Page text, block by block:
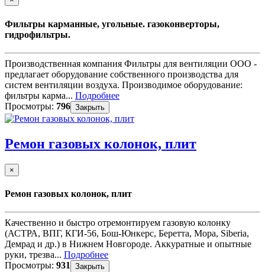
Фильтры карманные, угольные. газоконверторы,
гидрофильтры.
Производственная компания Фильтры для вентиляции ООО -
предлагает оборудование собственного производства для
систем вентиляции воздуха. Производимое оборудование:
фильтры карма... Подробнее
Просмотры: 796 Закрыть
Ремон газовых колонок, плит
×
Ремон газовых колонок, плит
Качественно и быстро отремонтируем газовую колонку
(АСТРА, ВПГ, КГИ-56, Бош-Юнкерс, Беретта, Мора, Siberia,
Демрад и др.) в Нижнем Новгороде. Аккуратные и опытные
руки, трезва... Подробнее
Просмотры: 931 Закрыть